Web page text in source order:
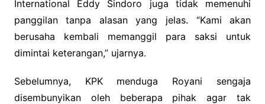
International Eddy Sindoro juga tidak memenuhi
panggilan tanpa alasan yang jelas. “Kami akan
berusaha kembali memanggil para saksi untuk
dimintai keterangan,” ujarnya.
Sebelumnya, KPK menduga Royani sengaja
disembunyikan oleh beberapa pihak agar tak